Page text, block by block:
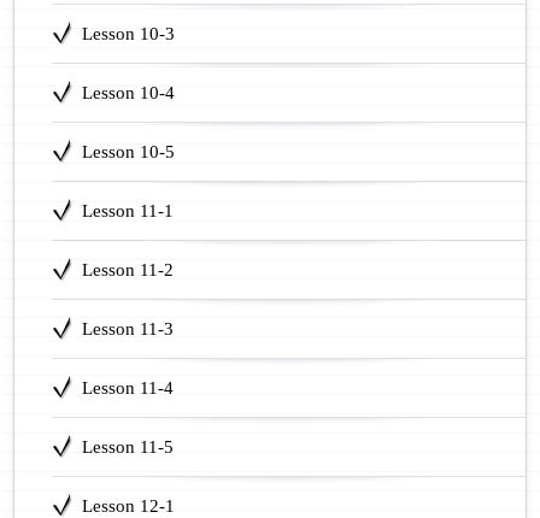
Lesson 10-3
Lesson 10-4
Lesson 10-5
Lesson 11-1
Lesson 11-2
Lesson 11-3
Lesson 11-4
Lesson 11-5
Lesson 12-1